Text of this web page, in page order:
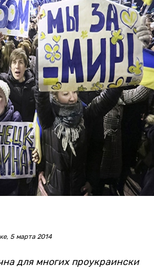
5 марта 2014
для многих проукраински